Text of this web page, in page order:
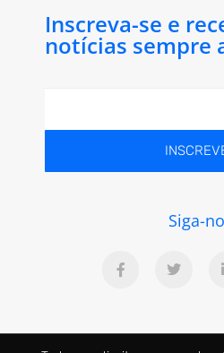
Inscreva-se e
notícias sempre
Siga-